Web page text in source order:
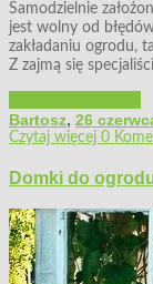
Samodzielnie
jest wolny od
zakładaniu ogrodu,
Z zajmą się
Bartosz, 26
Czytaj więcej 0
Domki do